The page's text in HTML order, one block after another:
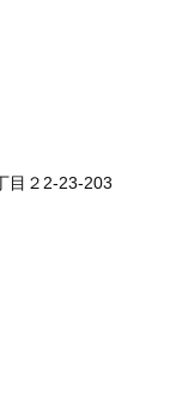
目２2-23-203